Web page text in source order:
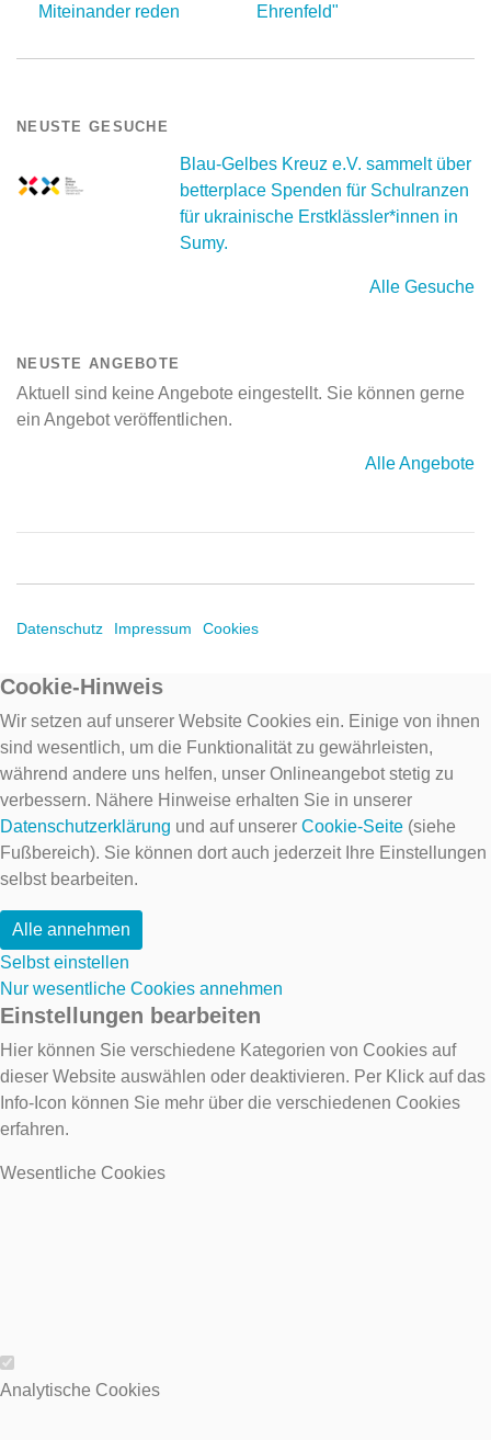
Miteinander reden
Ehrenfeld"
NEUSTE GESUCHE
Blau-Gelbes Kreuz e.V. sammelt über
betterplace Spenden für Schulranzen
für ukrainische Erstklässler*innen in
Sumy.
Alle Gesuche
NEUSTE ANGEBOTE
Aktuell sind keine Angebote eingestellt. Sie können gerne
ein Angebot veröffentlichen.
Alle Angebote
Datenschutz Impressum Cookies
Cookie-Hinweis
Wir setzen auf unserer Website Cookies ein. Einige von ihnen
sind wesentlich, um die Funktionalität zu gewährleisten,
während andere uns helfen, unser Onlineangebot stetig zu
verbessern. Nähere Hinweise erhalten Sie in unserer
Datenschutzerklärung und auf unserer Cookie-Seite (siehe
Fußbereich). Sie können dort auch jederzeit Ihre Einstellungen
selbst bearbeiten.
Alle annehmen
Selbst einstellen
Nur wesentliche Cookies annehmen
Einstellungen bearbeiten
Hier können Sie verschiedene Kategorien von Cookies auf
dieser Website auswählen oder deaktivieren. Per Klick auf das
Info-Icon können Sie mehr über die verschiedenen Cookies
erfahren.
Wesentliche Cookies
Wesentliche Cookies
Analytische Cookies